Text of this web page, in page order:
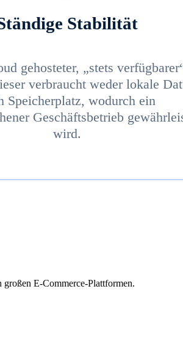
Stabilität
gehosteter, „stets
verbraucht weder lokale
Speicherplatz, wodurch ein
Geschäftsbetrieb
wird.